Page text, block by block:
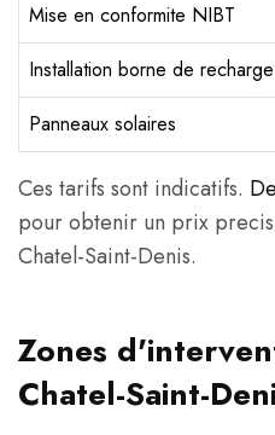
Mise en conformite NIBT
Installation borne de recharge
Panneaux solaires
Ces tarifs sont indicatifs.
pour obtenir un prix
Chatel-Saint-Denis.
Zones
Chatel-Saint-